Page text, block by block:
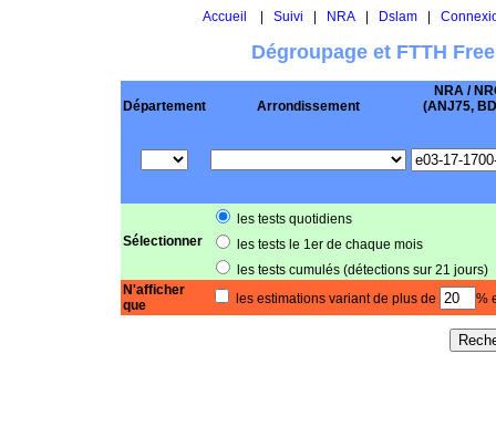
Accueil Suivi NRA| Dslam|
Dégroupage et FTTH
Département Arrondissement
NRA /
(ANJ75,
Sélectionner
les tests quotidiens
les tests le 1er de chaque mois
les tests cumulés (détections sur 21 jours)
N'afficher
que
les estimations variant de plus de %